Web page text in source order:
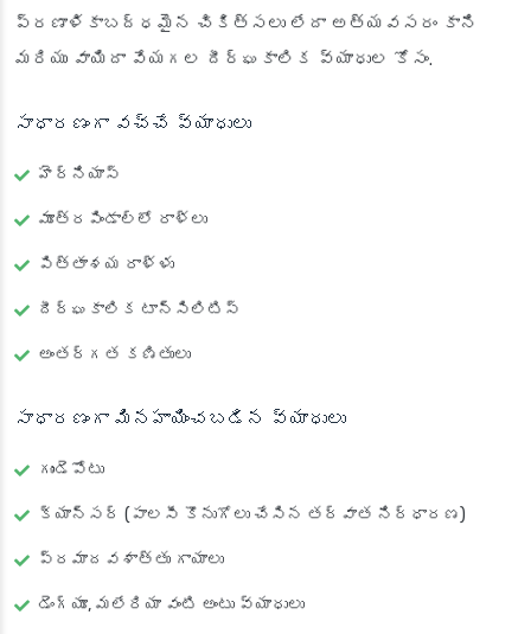
ప్రణాళికాబద్ధమైన చికిత్సలు లేదా అత్యవసరం కాని
మరియు వాయిదా వేయగల దీర్ఘకాలిక వ్యాధుల కోసం.
సాధారణంగా వచ్చే వ్యాధులు
హెర్నియాస్
మూత్రపిండాల్లో రాళ్లు
పిత్తాశయ రాళ్ళు
దీర్ఘకాలిక టాన్సిలిటిస్
అంతర్గత కణితులు
సాధారణంగా మినహాయించబడిన వ్యాధులు
గుండెపోటు
క్యాన్సర్ (పాలసీ కొనుగోలు చేసిన తర్వాత నిర్ధారణ)
ప్రమాదవశాత్తు గాయాలు
డెంగ్యూ, మలేరియా వంటి అంటు వ్యాధులు